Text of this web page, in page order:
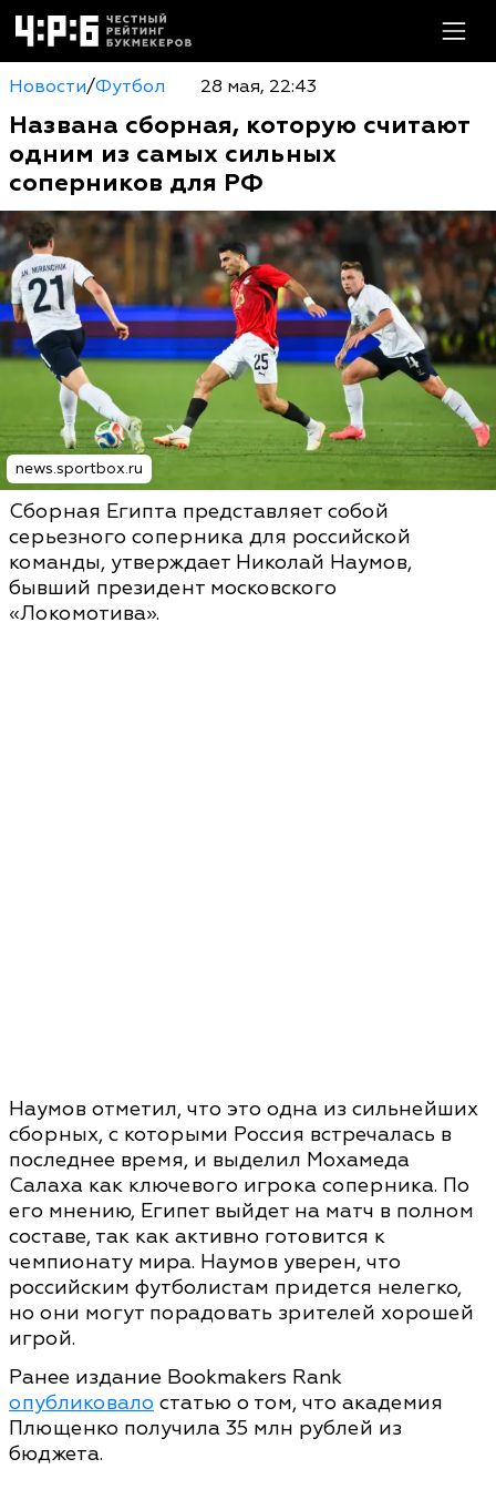
Новости/Футбол 28 мая, 22:43
Названа сборная, которую считают
одним из самых сильных
соперников для РФ
news.sportbox.ru
Сборная Египта представляет собой
серьезного соперника для российской
команды, утверждает Николай Наумов,
бывший президент московского
«Локомотива».
Наумов отметил, что это одна из сильнейших
сборных, с которыми Россия встречалась в
последнее время, и выделил Мохамеда
Салаха как ключевого игрока соперника. По
его мнению, Египет выйдет на матч в полном
составе, так как активно готовится к
чемпионату мира. Наумов уверен, что
российским футболистам придется нелегко,
но они могут порадовать зрителей хорошей
игрой.
Ранее издание Bookmakers Rank
опубликовало статью о том, что академия
Плющенко получила 35 млн рублей из
бюджета.